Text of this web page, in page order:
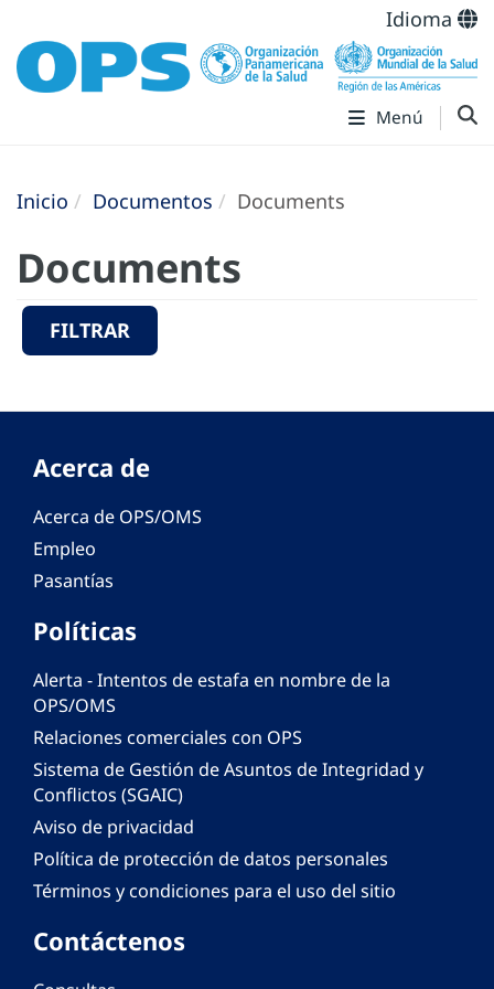
Idioma
Menú
Inicio Documentos Documents
Documents
FILTRAR
Acerca de
Acerca de OPS/OMS
Empleo
Pasantías
Políticas
Alerta - Intentos de estafa en nombre de la
OPS/OMS
Relaciones comerciales con OPS
Sistema de Gestión de Asuntos de Integridad y
Conflictos (SGAIC)
Aviso de privacidad
Política de protección de datos personales
Términos y condiciones para el uso del sitio
Contáctenos